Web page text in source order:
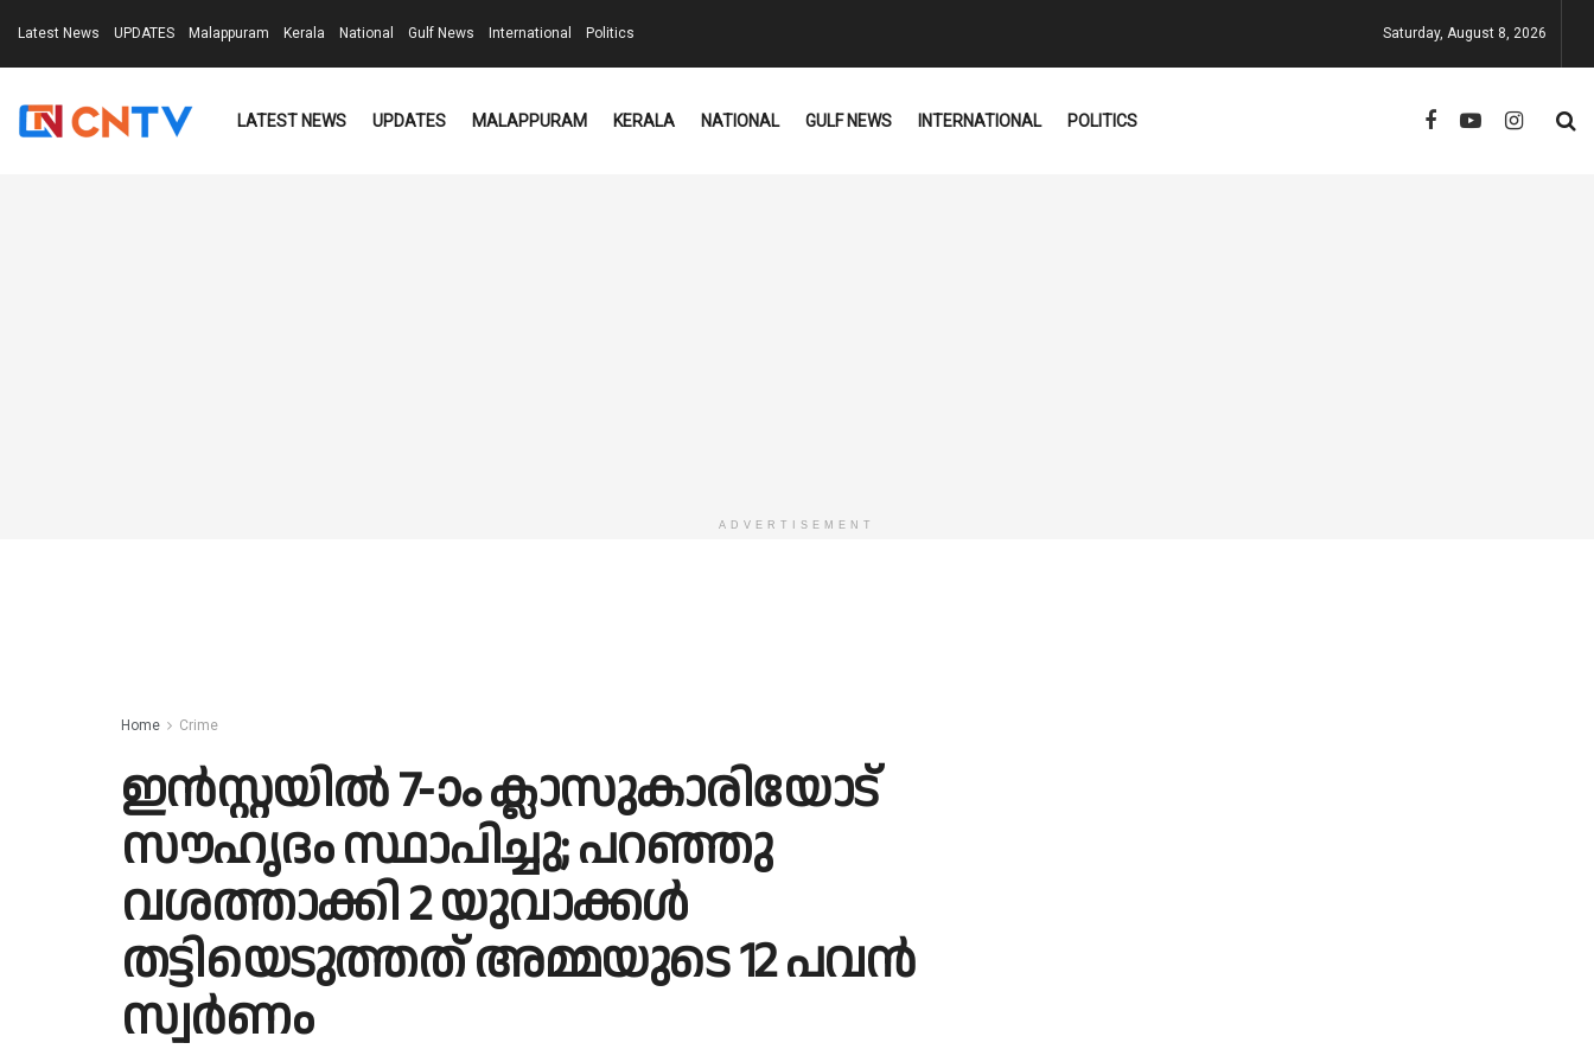
Latest News UPDATES Malappuram Kerala National Gulf News International Politics Saturday, August 8, 2026
LATEST NEWS UPDATES MALAPPURAM KERALA NATIONAL GULF NEWS INTERNATIONAL POLITICS
ADVERTISEMENT
Home Crime
ഇൻസ്റ്റയിൽ 7-ാം ക്ലാസുകാരിയോട്
സൗഹൃദം സ്ഥാപിച്ചു; പറഞ്ഞു
വശത്താക്കി 2 യുവാക്കൾ
തട്ടിയെടുത്തത് അമ്മയുടെ 12 പവൻ
സ്വർണം